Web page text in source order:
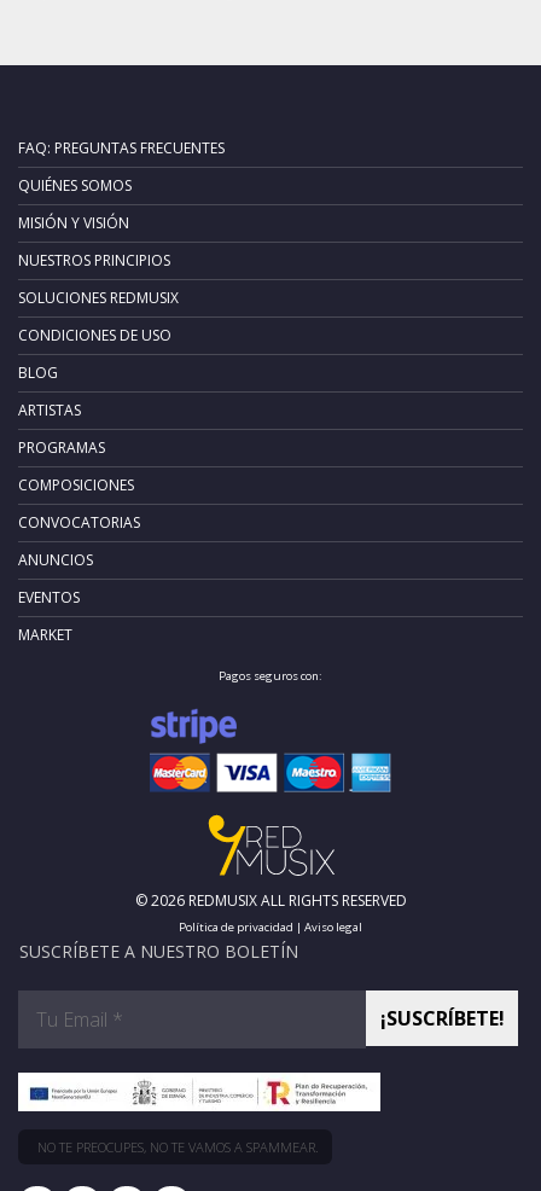
FAQ: PREGUNTAS FRECUENTES
QUIÉNES SOMOS
MISIÓN Y VISIÓN
NUESTROS PRINCIPIOS
SOLUCIONES REDMUSIX
CONDICIONES DE USO
BLOG
ARTISTAS
PROGRAMAS
COMPOSICIONES
CONVOCATORIAS
ANUNCIOS
EVENTOS
MARKET
Pagos seguros con:
© 2026 REDMUSIX ALL RIGHTS RESERVED
Política de privacidad | Aviso legal
SUSCRÍBETE A NUESTRO BOLETÍN
NO TE PREOCUPES, NO TE VAMOS A SPAMMEAR.